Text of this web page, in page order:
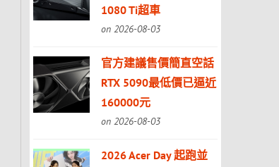
1080 Ti超車
on 2026-08-03
官方建議售價簡直空話
RTX 5090最低價已逼近
160000元
on 2026-08-03
2026 Acer Day 起跑並